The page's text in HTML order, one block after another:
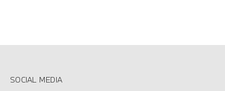
SOCIAL MEDIA